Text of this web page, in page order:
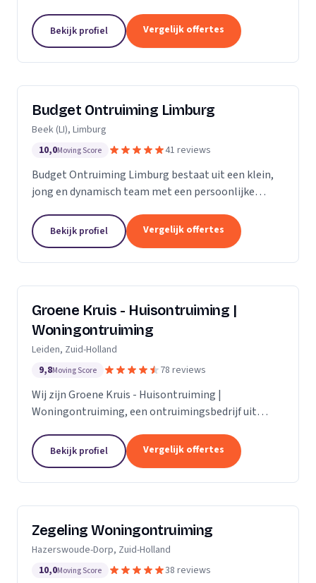
opleveringen. Met onze diensten, die zich
uitstrekken over Midden- en...
Bekijk profiel Vergelijk offertes
Budget Ontruiming Limburg
Beek (LI), Limburg
10,0Moving Score 41 reviews
Budget Ontruiming Limburg bestaat uit een klein,
jong en dynamisch team met een persoonlijke
de kwaliteit leveren die u uiteraard belangrijk vindt.
Bekijk profiel Vergelijk offertes
Groene Kruis - Huisontruiming |
Woningontruiming
Leiden, Zuid-Holland
9,8Moving Score 78 reviews
Wij zijn Groene Kruis - Huisontruiming |
Woningontruiming, een ontruimingsbedrijf uit
Bekijk profiel Vergelijk offertes
Zegeling Woningontruiming
Hazerswoude-Dorp, Zuid-Holland
10,0Moving Score 38 reviews